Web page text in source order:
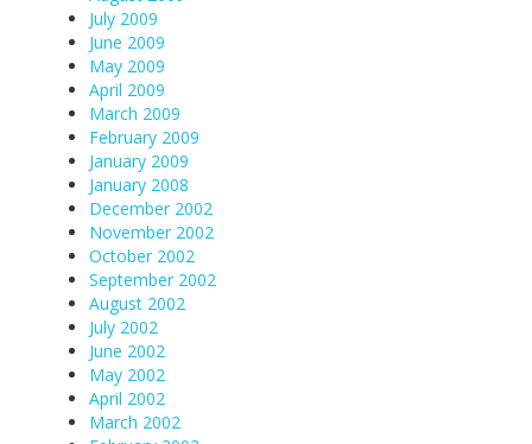
July 2009
June 2009
May 2009
April 2009
March 2009
February 2009
January 2009
January 2008
December 2002
November 2002
October 2002
September 2002
August 2002
July 2002
June 2002
May 2002
April 2002
March 2002